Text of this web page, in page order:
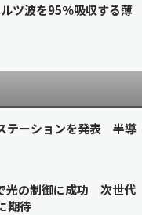
ツ波を95％吸収する薄
テーションを発表 半導
光の制御に成功 次世代
期待